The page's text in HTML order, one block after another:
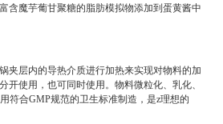
含魔芋葡甘聚糖的脂肪模拟物添加到蛋黄酱中
夹层内的导热介质进行加热来实现对物料的加
使用，也可同时使用。物料微粒化、乳化、
符合GMP规范的卫生标准制造，是z理想的